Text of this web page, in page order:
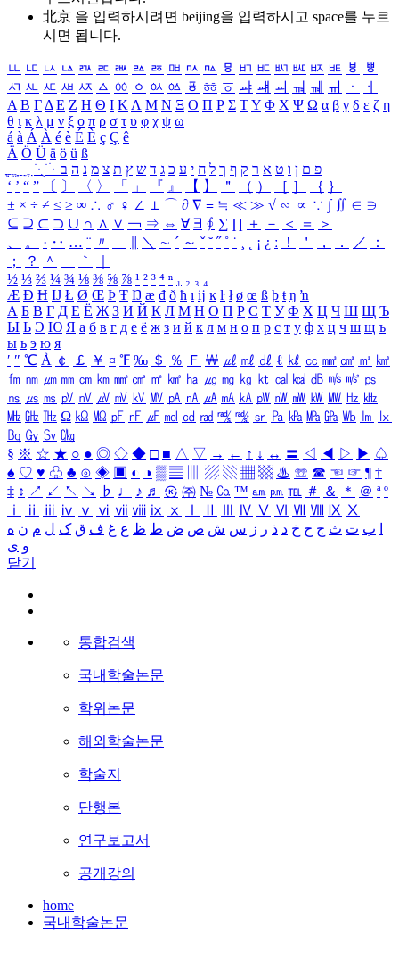
北京 을 입력하시려면 beijing을 입력하시고 space를 누르
시면 됩니다.
ㅥ ㅦ ㅧ ㅨ ㅩ ㅪ ㅫ ㅬ ㅭ ㅮ ㅯ ㅰ ㅱ ㅲ ㅳ ㅴ ㅵ ㅶ ㅷ ㅸ
ㅹ
ㅺ ㅻ ㅼ ㅽ ㅾ ㅿ ㆀ ㆁ ㆂ ㆃ ㆄ ㆅ ㆆ ㆇ ㆈ ㆉ ㆊ ㆋ ㆌ ㆍ
ㆎ
Α Β ΓΔ Ε Ζ Η Θ Ι ΚΛ Μ Ν Ξ Ο Π Ρ Σ ΤΥ Φ Χ Ψ Ω α β γ δ ε ζ η
θ ι κ λ μ ν ξ ο π ρ σ τ υ φ χ ψ ω
á à Á À é è É È ç Ç ê
Ä Ö Ü ä ö ü ß
ִֶֹ ֻּ ׁׂ פ ם ן ו ט א ר ק ף ך ל ח י ע כ ג ד ש ץ ת צ מ נ ה ב
‘ ’ “ ” 〔 〕 〈 〉 「 」 『 』 【 】 ＂ （ ） ［ ］ ｛ ｝
± × ÷ ≠ ≤ ≥ ∞ ∴ ♂ ♀ ∠ ⊥ ⌒ ∂ ∇ ≡ ≒ ≪ ≫ √ ∽ ∝ ∵ ∫ ∬ ∈ ∋
⊆ ⊇ ⊂ ⊃ ∪ ∩ ∧ ∨ ￢ ⇒ ⇔ ∀ ∃ ∮ ∑ ∏ ＋ － ＜ ＝
＞
、
。 · ‥ … ¨ 〃 ― ＼ ∼ ´ ～ ˇ ˘ ˝ ˚ ˙ ¸ ¡ ¿ ː ！ ＇ ， ． ／
：
；
？ ＾ ｀
½ ⅓ ⅔ ¼ ¾ ⅛ ⅜ ⅝ ⅞ ¹ ² ³ ⁴ ⁿ ₁ ₂ ₃ ₄
Æ Ð Ħ Ĳ Ł Ø Œ Þ Ŧ Ŋ æ đ ð ħ ı ĳ ĸ ŀ ł ø œ ß þ ŧ ŋ ŉ
А Б В Г Д Е Ё Ж З И Й К Л М Н О П Р С Т У Ф Х Ц Ч Ш Щ Ъ
Ы Ь Э Ю Я а б в г д е ё ж з и й к л м н о п р с т у ф х ц ч ш щ ъ
ы ь э ю я
′ ″ ℃ Å ￠ ￡ ￥ ¤ ℉ ‰ ＄ ％ Ｆ ￦ ㎕ ㎖ ㎗ ℓ ㎘ ㏄ ㎣ ㎤ ㎥ ㎦
㎙ ㎚ ㎛ ㎜ ㎝ ㎞ ㎟ ㎠ ㎡ ㎢ ㏊ ㎍ ㎎ ㎏ ㏏ ㎈ ㎉ ㏈ ㎧ ㎨ ㎰
㎱ ㎲ ㎳ ㎴ ㎵ ㎶ ㎷ ㎸ ㎹ ㎀ ㎁ ㎂ ㎃ ㎄ ㎺ ㎻ ㎽ ㎾ ㎿ ㎐ ㎑
㎒ ㎓ ㎔ Ω ㏀ ㏁ ㎊ ㎋ ㎌ ㏖ ㏅ ㎭ ㎮ ㎯ ㏛ ㎩ ㎪ ㎫ ㎬ ㏝ ㏐
㏓
㏃ ㏉ ㏜ ㏆
§ ※ ☆ ★ ○ ● ◎ ◇ ◆ □ ■ △ ▽ → ← ↑ ↓ ↔ 〓 ◁ ◀ ▷ ▶ ♤
♠ ♡ ♥ ♧ ♣ ⊙ ◈ ▣ ◐ ◑ ▒ ▤ ▨ ▧ ▦ ▩ ♨ ☏ ☎ ☜ ☞ ¶ †
‡ ↕ ↗ ↙ ↖ ↘ ♭ ♩ ♪ ♬ ㉿ ㈜ № ㏇ ™ ㏂ ㏘ ℡ ＃ ＆ ＊ ＠ ª º
ⅰ
ⅱ ⅲ ⅳ ⅴ ⅵ ⅶ ⅷ ⅸ ⅹ Ⅳ Ⅴ Ⅵ Ⅶ Ⅷ Ⅸ Ⅹ
ب ت ث ج ح خ د ذ ر ز س ش ص ض ط ظ ع غ ف ق ک ل م ن ه
و ی
닫기
통합검색
국내학술논문
학위논문
해외학술논문
학술지
단행본
연구보고서
공개강의
home
국내학술논문